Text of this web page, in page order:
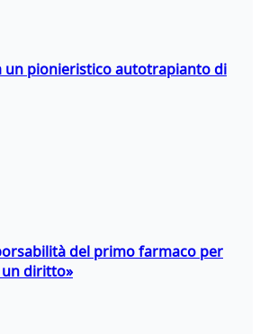
un pionieristico autotrapianto di
del primo farmaco per
un diritto»